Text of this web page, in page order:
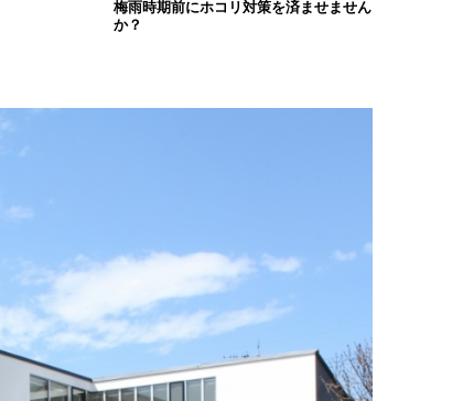
梅雨時期前にホコリ対策を済ませません
か？